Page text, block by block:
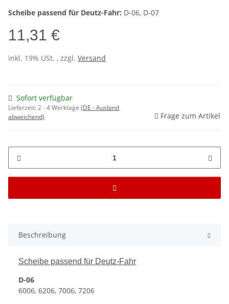
Scheibe passend für Deutz-Fahr: D-06, D-07
11,31 €
inkl. 19% USt. , zzgl. Versand
Sofort verfügbar
Lieferzeit:2 - 4 Werktage (DE - Ausland
abweichend)
Frage zum Artikel
Beschreibung
Scheibe passend für Deutz-Fahr
D-06
6006, 6206, 7006, 7206